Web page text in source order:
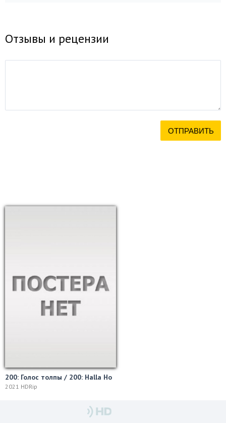
Отзывы и рецензии
200: Голос толпы / 200: Halla Ho
2021 HDRip